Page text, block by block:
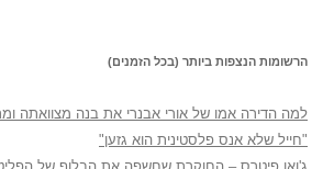
הרשומות הנצפות ביותר (בכל הזמנים)
למה הדירה אמו של אורי אבנרי את בנה מצוואתה
"חייל שלא אנס פלסטינית הוא גזען"